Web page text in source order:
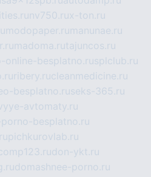
nv750.rux-ton.ru
modopaper.ru manunae.ru
madoma.rutajuncos.ru
online-besplatno.rusplclub.ru
ribery.rucleanmedicine.ru
besplatno.ruseks-365.ru
avtomaty.ru
porno-besplatno.ru
pichkurovlab.ru
don-ykt.ru
domashnee-porno.ru